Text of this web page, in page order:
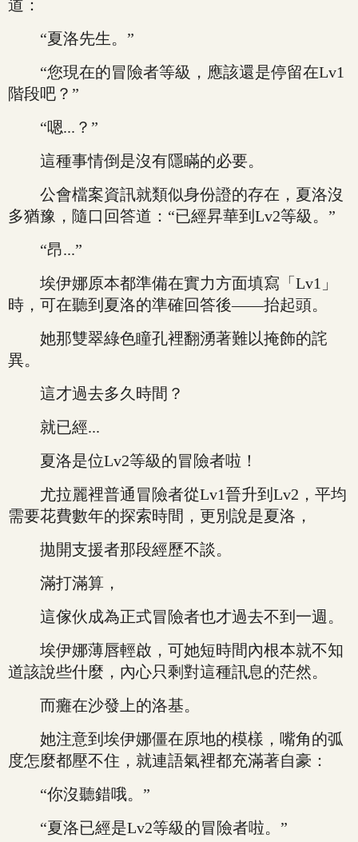
道：
“夏洛先生。”
“您現在的冒險者等級，應該還是停留在Lv1
階段吧？”
“嗯...？”
這種事情倒是沒有隱瞞的必要。
公會檔案資訊就類似身份證的存在，夏洛沒
多猶豫，隨口回答道：“已經昇華到Lv2等級。”
“昂...”
埃伊娜原本都準備在實力方面填寫「Lv1」
時，可在聽到夏洛的準確回答後——抬起頭。
她那雙翠綠色瞳孔裡翻湧著難以掩飾的詫
異。
這才過去多久時間？
就已經...
夏洛是位Lv2等級的冒險者啦！
尤拉麗裡普通冒險者從Lv1晉升到Lv2，平均
需要花費數年的探索時間，更別說是夏洛，
拋開支援者那段經歷不談。
滿打滿算，
這傢伙成為正式冒險者也才過去不到一週。
埃伊娜薄唇輕啟，可她短時間內根本就不知
道該說些什麼，內心只剩對這種訊息的茫然。
而癱在沙發上的洛基。
她注意到埃伊娜僵在原地的模樣，嘴角的弧
度怎麼都壓不住，就連語氣裡都充滿著自豪：
“你沒聽錯哦。”
“夏洛已經是Lv2等級的冒險者啦。”